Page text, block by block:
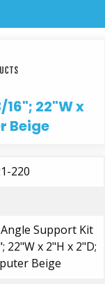
22"W x
Beige
220
Support Kit
22"W x 2"H x 2"D;
Beige